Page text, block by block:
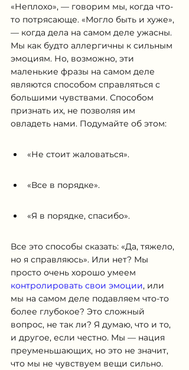
«Неплохо», — говорим мы, когда что-
то потрясающе. «Могло быть и хуже»,
— когда дела на самом деле ужасны.
Мы как будто аллергичны к сильным
эмоциям. Но, возможно, эти
маленькие фразы на самом деле
являются способом справляться с
большими чувствами. Способом
признать их, не позволяя им
овладеть нами. Подумайте об этом:
«Не стоит жаловаться».
«Все в порядке».
«Я в порядке, спасибо».
Все это способы сказать: «Да, тяжело,
но я справляюсь». Или нет? Мы
просто очень хорошо умеем
контролировать свои эмоции, или
мы на самом деле подавляем что-то
более глубокое? Это сложный
вопрос, не так ли? Я думаю, что и то,
и другое, если честно. Мы — нация
преуменьшающих, но это не значит,
что мы не чувствуем вещи сильно.